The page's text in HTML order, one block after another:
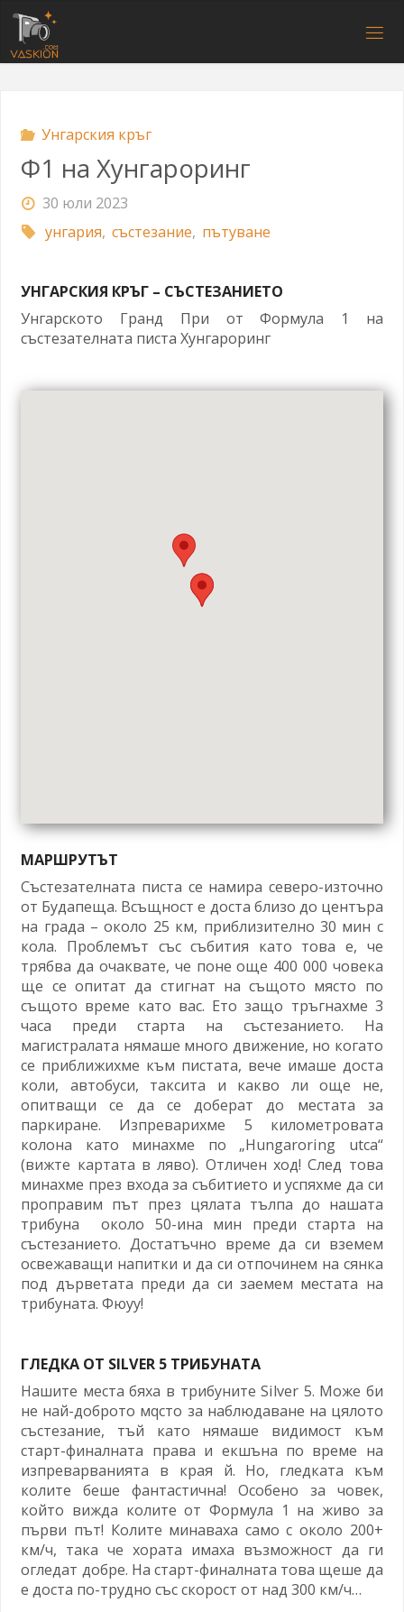
Напред
към
съдържанието
ASKI
M
Унгарския кръг
Ф1 на Хунгароринг
30 юли 2023
унгария, състезание, пътуване
УНГАРСКИЯ КРЪГ – СЪСТЕЗАНИЕТО
Унгарското Гранд При от Формула 1 на
състезателната писта Хунгароринг
МАРШРУТЪТ
Състезателната писта се намира северо-източно
от Будапеща. Всъщност е доста близо до центъра
на града – около 25 км, приблизително 30 мин с
кола. Проблемът със събития като това е, че
трябва да очаквате, че поне още 400 000 човека
ще се опитат да стигнат на същото място по
същото време като вас. Ето защо тръгнахме 3
часа преди старта на състезанието. На
магистралата нямаше много движение, но когато
се приближихме към пистата, вече имаше доста
коли, автобуси, таксита и какво ли още не,
опитващи се да се доберат до местата за
паркиране. Изпреварихме 5 километровата
колона като минахме по „Hungaroring utca“
(вижте картата в ляво). Отличен ход! След това
минахме през входа за събитието и успяхме да си
проправим път през цялата тълпа до нашата
трибуна около 50-ина мин преди старта на
състезанието. Достатъчно време да си вземем
освежаващи напитки и да си отпочинем на сянка
под дърветата преди да си заемем местата на
трибуната. Фюуу!
ГЛЕДКА ОТ SILVER 5 ТРИБУНАТА
Нашите места бяха в трибуните Silver 5. Може би
не най-добрoтo мqстo за наблюдаване на цялото
състезание, тъй като нямаше видимост към
старт-финалната права и екшъна по време на
изпреварванията в края й. Но, гледката към
колите беше фантастична! Особено за човек,
който вижда колите от Формула 1 на живо за
първи път! Колите минаваха само с около 200+
км/ч, така че хората имаха възможност да ги
огледат добре. На старт-финалната това щеше да
е доста по-трудно със скорост от над 300 км/ч…